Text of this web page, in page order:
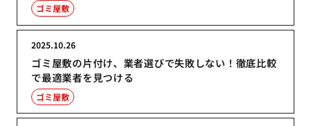
ゴミ屋敷
ゴミ屋敷の片付け、業者選びで失敗しない！徹底比較
で最適業者を見つける
2025.10.26
ゴミ屋敷